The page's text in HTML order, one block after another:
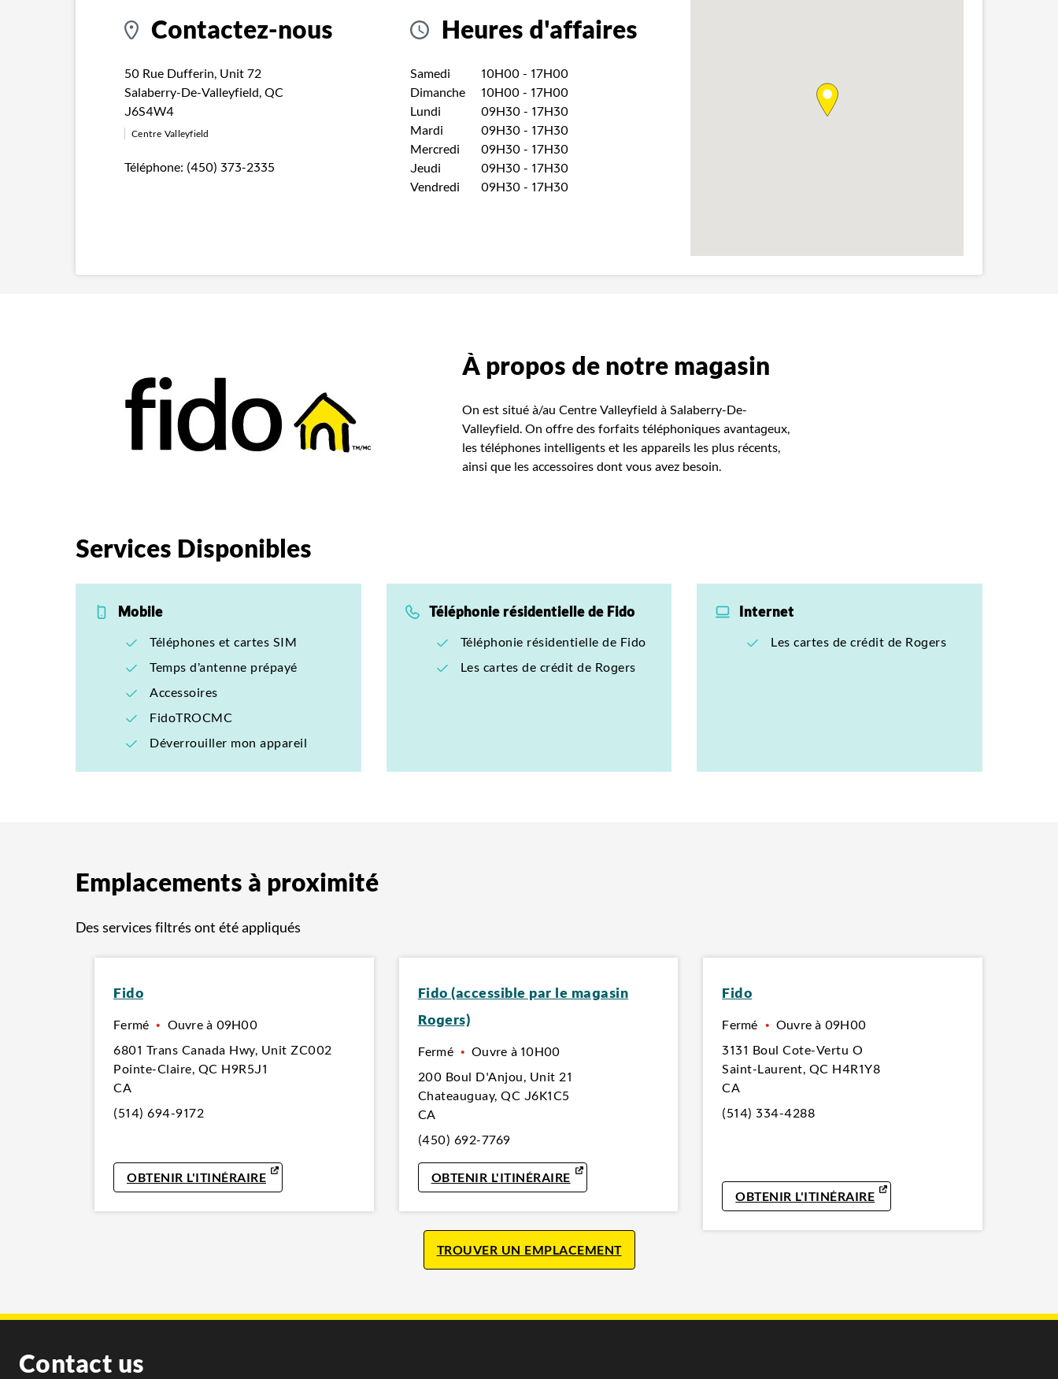
Contactez-nous
50 Rue Dufferin, Unit 72
Salaberry-De-Valleyfield, QC
J6S4W4
Centre Valleyfield
Téléphone: (450) 373-2335
Heures d'affaires
Jour de la semaineHeures
Samedi 10H00- 17H00
Dimanche
10H00- 17H00
Lundi
09H30- 17H30
Mardi
09H30- 17H30
Mercredi
09H30- 17H30
Jeudi
09H30- 17H30
Vendredi
09H30- 17H30
À propos de notre magasin
On est situé à/au Centre Valleyfield à Salaberry-De-
Valleyfield. On offre des forfaits téléphoniques avantageux,
les téléphones intelligents et les appareils les plus récents,
ainsi que les accessoires dont vous avez besoin.
Services Disponibles
Mobile
Téléphones et cartes SIM
Temps d’antenne prépayé
Accessoires
FidoTROCMC
Déverrouiller mon appareil
Téléphonie résidentielle de Fido
Téléphonie résidentielle de Fido
Les cartes de crédit de Rogers
Internet
Les cartes de crédit de Rogers
Emplacements à proximité
Des services filtrés ont été appliqués
Fido
Fermé • Ouvre à 09H00
6801 Trans Canada Hwy, Unit ZC002
Pointe-Claire, QC H9R5J1
CA
(514) 694-9172
OBTENIR L'ITINÉRAIRELINK OPENS IN NEW TAB
Fido (accessible par le magasin
Rogers)
Fermé • Ouvre à 10H00
200 Boul D'Anjou, Unit 21
Chateauguay, QC J6K1C5
CA
(450) 692-7769
OBTENIR L'ITINÉRAIRELINK OPENS IN NEW TAB
Fido
Fermé • Ouvre à 09H00
3131 Boul Cote-Vertu O
Saint-Laurent, QC H4R1Y8
CA
(514) 334-4288
OBTENIR L'ITINÉRAIRELINK OPENS IN NEW TAB
TROUVER UN EMPLACEMENT
Contact us